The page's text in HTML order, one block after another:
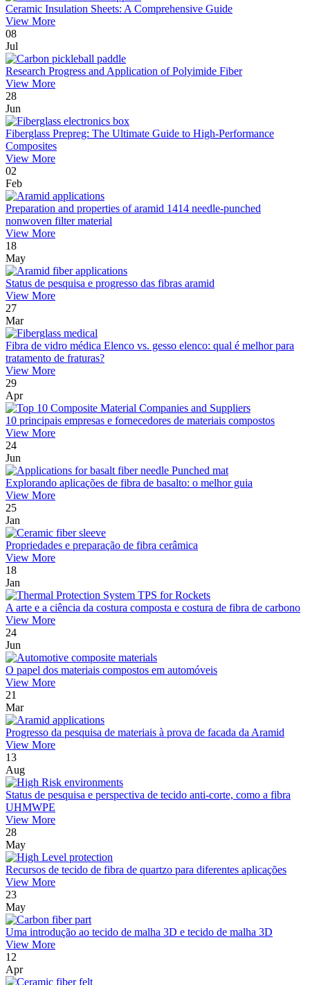
Ceramic Insulation Sheets: A Comprehensive Guide
View More
08
Jul
Research Progress and Application of Polyimide Fiber
View More
28
Jun
Fiberglass Prepreg: The Ultimate Guide to High-Performance
Composites
View More
02
Feb
Preparation and properties of aramid 1414 needle-punched
nonwoven filter material
View More
18
May
Status de pesquisa e progresso das fibras aramid
View More
27
Mar
Fibra de vidro médica Elenco vs. gesso elenco: qual é melhor para
tratamento de fraturas?
View More
29
Apr
10 principais empresas e fornecedores de materiais compostos
View More
24
Jun
Explorando aplicações de fibra de basalto: o melhor guia
View More
25
Jan
Propriedades e preparação de fibra cerâmica
View More
18
Jan
A arte e a ciência da costura composta e costura de fibra de carbono
View More
24
Jun
O papel dos materiais compostos em automóveis
View More
21
Mar
Progresso da pesquisa de materiais à prova de facada da Aramid
View More
13
Aug
Status de pesquisa e perspectiva de tecido anti-corte, como a fibra
UHMWPE
View More
28
May
Recursos de tecido de fibra de quartzo para diferentes aplicações
View More
23
May
Uma introdução ao tecido de malha 3D e tecido de malha 3D
View More
12
Apr